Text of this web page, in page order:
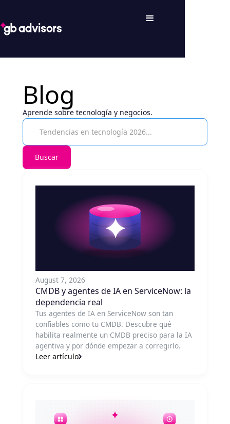
Blog
Aprende sobre tecnología y negocios.
August 7, 2026
CMDB y agentes de IA en ServiceNow: la
dependencia real
Tus agentes de IA en ServiceNow son tan
confiables como tu CMDB. Descubre qué
habilita realmente un CMDB preciso para la IA
agentiva y por dónde empezar a corregirlo.
Leer artículo